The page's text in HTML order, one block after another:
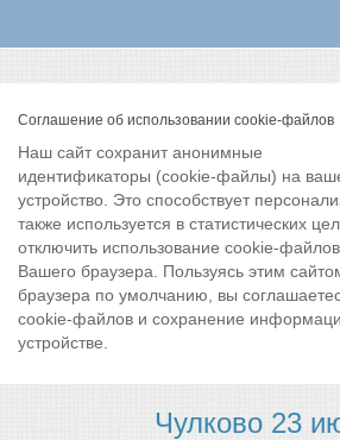
Соглашение об использовании cookie-файлов
Наш сайт сохранит анонимные
идентификаторы (cookie-файлы) на
устройство. Это способствует
также используется в статистических
отключить использование cookie-
Вашего браузера. Пользуясь этим
браузера по умолчанию, вы
cookie-файлов и сохранение
устройстве.
Чулково 23